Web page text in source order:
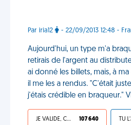
Par iria12 - 22/09/2013 12:48 -
Aujourd'hui, un type m'a
retirais de l'argent au
ai donné les billets, mais, à
il me les a rendus. "C'était
j'étais crédible en braqueur."
JE VALIDE, C'EST UNE VDM 107 640